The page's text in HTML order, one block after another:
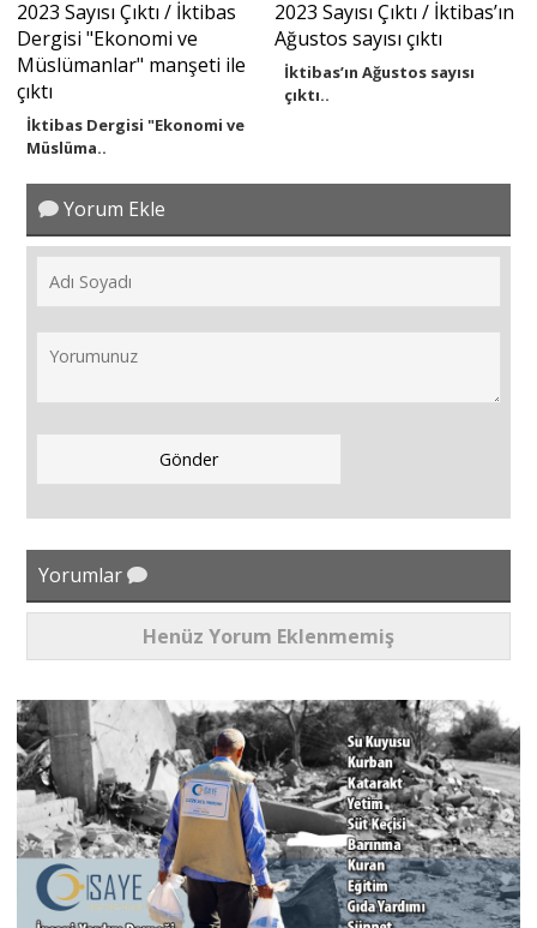
İktibas Dergisi "Ekonomi ve
Müslüma..
İktibas’ın Ağustos sayısı
çıktı..
Yorum Ekle
Yorumlar
Henüz Yorum Eklenmemiş